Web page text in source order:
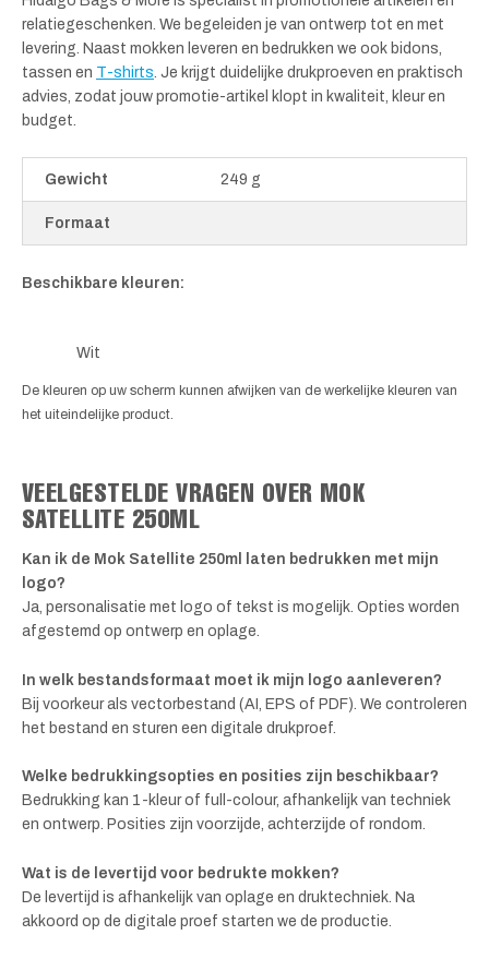
relatiegeschenken. We begeleiden je van ontwerp tot en met
levering. Naast mokken leveren en bedrukken we ook bidons,
tassen en T-shirts. Je krijgt duidelijke drukproeven en praktisch
advies, zodat jouw promotie-artikel klopt in kwaliteit, kleur en
budget.
Gewicht 249 g
Formaat
Beschikbare kleuren:
Wit
De kleuren op uw scherm kunnen afwijken van de werkelijke kleuren van
het uiteindelijke product.
VEELGESTELDE VRAGEN OVER MOK
SATELLITE 250ML
Kan ik de Mok Satellite 250ml laten bedrukken met mijn
logo?
Ja, personalisatie met logo of tekst is mogelijk. Opties worden
afgestemd op ontwerp en oplage.
In welk bestandsformaat moet ik mijn logo aanleveren?
Bij voorkeur als vectorbestand (AI, EPS of PDF). We controleren
het bestand en sturen een digitale drukproef.
Welke bedrukkingsopties en posities zijn beschikbaar?
Bedrukking kan 1-kleur of full-colour, afhankelijk van techniek
en ontwerp. Posities zijn voorzijde, achterzijde of rondom.
Wat is de levertijd voor bedrukte mokken?
De levertijd is afhankelijk van oplage en druktechniek. Na
akkoord op de digitale proef starten we de productie.